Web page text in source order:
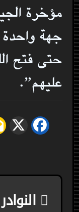
مؤخرة
جهة
حتى فتح
عليهم”.
تصفّح
النوادر